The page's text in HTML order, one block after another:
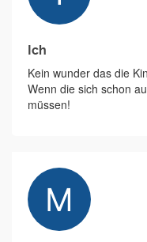
Ich
Kein wunder das die
Wenn die sich schon
müssen!